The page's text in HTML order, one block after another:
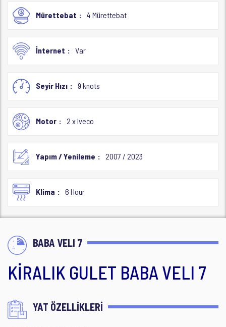
Mürettebat 4 Mürettebat
İnternet Var
Seyir Hızı 9 knots
Motor 2 x Iveco
Yapım / Yenileme 2007 / 2023
Klima 6 Hour
BABA VELI 7
KİRALIK GULET BABA VELI 7
YAT ÖZELLİKLERİ